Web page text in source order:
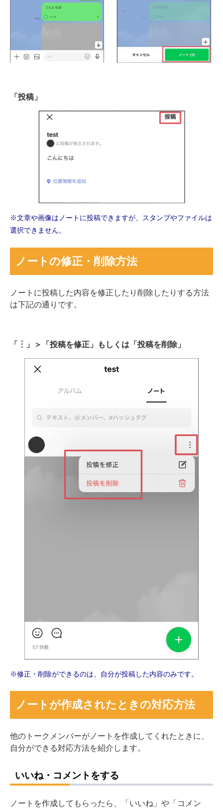
「投稿」
※文章や画像はノートに投稿できますが、スタンプやファイルは
選択できません。
ノートの修正・削除方法
ノートに投稿した内容を修正したり削除したりする方法
は下記の通りです。
「︙」＞「投稿を修正」もしくは「投稿を削除」
※修正・削除ができるのは、自分が投稿した内容のみです。
ノートが作成されたときの対応方法
他のトークメンバーがノートを作成してくれたときに、
自分ができる対応方法を紹介します。
いいね・コメントをする
ノートを作成してもらったら、「いいね」や「コメン